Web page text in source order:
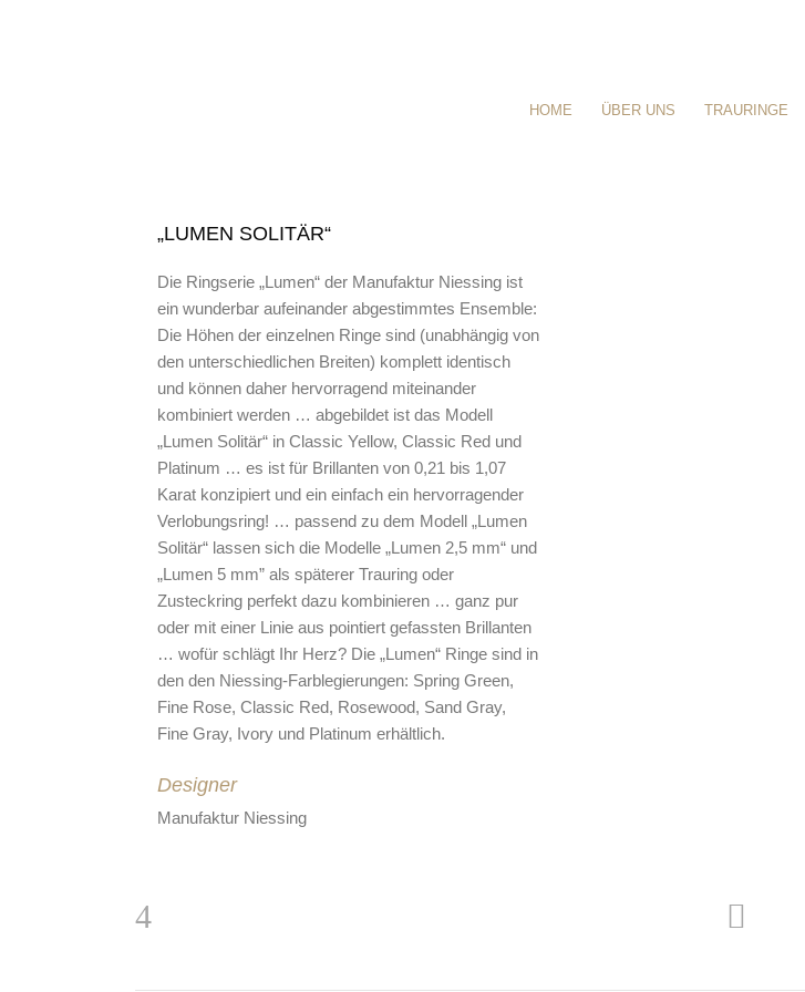
HOME ÜBER UNS TRAURINGE
„LUMEN SOLITÄR“
Die Ringserie „Lumen“ der Manufaktur Niessing ist
ein wunderbar aufeinander abgestimmtes Ensemble:
Die Höhen der einzelnen Ringe sind (unabhängig von
den unterschiedlichen Breiten) komplett identisch
und können daher hervorragend miteinander
kombiniert werden … abgebildet ist das Modell
„Lumen Solitär“ in Classic Yellow, Classic Red und
Platinum … es ist für Brillanten von 0,21 bis 1,07
Karat konzipiert und ein einfach ein hervorragender
Verlobungsring! … passend zu dem Modell „Lumen
Solitär“ lassen sich die Modelle „Lumen 2,5 mm“ und
„Lumen 5 mm” als späterer Trauring oder
Zusteckring perfekt dazu kombinieren … ganz pur
oder mit einer Linie aus pointiert gefassten Brillanten
… wofür schlägt Ihr Herz? Die „Lumen“ Ringe sind in
den den Niessing-Farblegierungen: Spring Green,
Fine Rose, Classic Red, Rosewood, Sand Gray,
Fine Gray, Ivory und Platinum erhältlich.
Designer
Manufaktur Niessing